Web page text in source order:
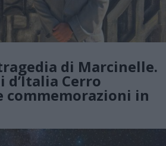
di Marcinelle.
d’Italia Cerro
commemorazioni in